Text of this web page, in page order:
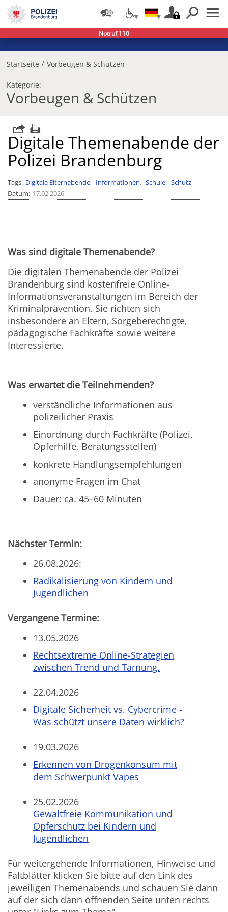
Startseite / Vorbeugen & Schützen
Kategorie:
Vorbeugen & Schützen
Digitale Themenabende der
Polizei Brandenburg
Tags Digitale Elternabende Informationen Schule
Schutz
Datum 17.02.2026
Was sind digitale Themenabende?
Die digitalen Themenabende der Polizei
Brandenburg sind kostenfreie Online-
Informationsveranstaltungen im Bereich der
Kriminalprävention. Sie richten sich
insbesondere an Eltern, Sorgeberechtigte,
pädagogische Fachkräfte sowie weitere
Interessierte.
Was erwartet die Teilnehmenden?
verständliche Informationen aus
polizeilicher Praxis
Einordnung durch Fachkräfte (Polizei,
Opferhilfe, Beratungsstellen)
konkrete Handlungsempfehlungen
anonyme Fragen im Chat
Dauer: ca. 45–60 Minuten
Nächster Termin:
26.08.2026:
Radikalisierung von Kindern und
Jugendlichen
Vergangene Termine:
13.05.2026
Rechtsextreme Online-Strategien
zwischen Trend und Tarnung.
22.04.2026
Digitale Sicherheit vs. Cybercrime -
Was schützt unsere Daten wirklich?
19.03.2026
Erkennen von Drogenkonsum mit
dem Schwerpunkt Vapes
25.02.2026
Gewaltfreie Kommunikation und
Opferschutz bei Kindern und
Jugendlichen
Für weitergehende Informationen, Hinweise und
Faltblätter klicken Sie bitte auf den Link des
jeweiligen Themenabends und schauen Sie dann
auf der sich dann öffnenden Seite unten rechts
Notruf 110